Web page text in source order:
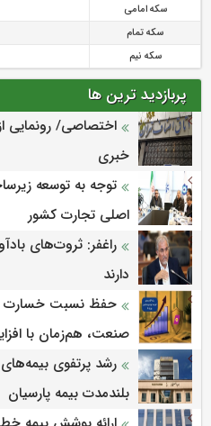
سکه امامی
سکه تمام
سکه نیم
پربازدید ترین ها
اختصاصی/ رونمایی
خبری
توجه به توسعه
اصلی تجارت کشور
راغفر: ثروت‌های
دارند
حفظ نسبت خسارت
صنعت، هم‌زمان با
رشد پرتفوی
بلندمدت بیمه پارسیان